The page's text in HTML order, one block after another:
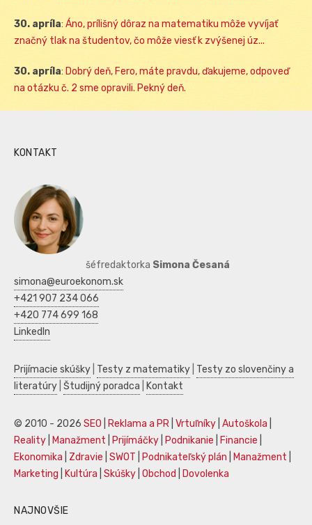
30. apríla: Áno, prílišný dôraz na matematiku môže vyvíjať
značný tlak na študentov, čo môže viesť k zvýšenej úz...
30. apríla: Dobrý deň, Fero, máte pravdu, ďakujeme, odpoveď
na otázku č. 2 sme opravili. Pekný deň.
KONTAKT
šéfredaktorka Simona Česaná
simona@euroekonom.sk
+421 907 234 066
+420 774 699 168
LinkedIn
Prijímacie skúšky Testy z matematiky Testy zo slovenčiny a
literatúry Študijný poradca Kontakt
© 2010 - 2026 SEO Reklama a PR Vrtuľníky Autoškola
Reality
Manažment Prijímáčky Podnikanie Financie
Ekonomika
Zdravie SWOT Podnikateľský plán Manažment
Marketing
Kultúra Skúšky Obchod Dovolenka
NAJNOVŠIE